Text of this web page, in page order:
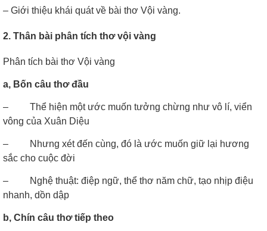
– Giới thiệu khái quát về bài thơ Vội vàng.
2. Thân bài phân tích thơ vội vàng
Phân tích bài thơ Vội vàng
a, Bốn câu thơ đầu
–
Thể hiện một ước muốn tưởng chừng như vô lí, viển
vông của Xuân Diệu
–
Nhưng xét đến cùng, đó là ước muốn giữ lại hương
sắc cho cuộc đời
–
Nghệ thuật: điệp ngữ, thể thơ năm chữ, tạo nhịp điệu
nhanh, dồn dập
b, Chín câu thơ tiếp theo